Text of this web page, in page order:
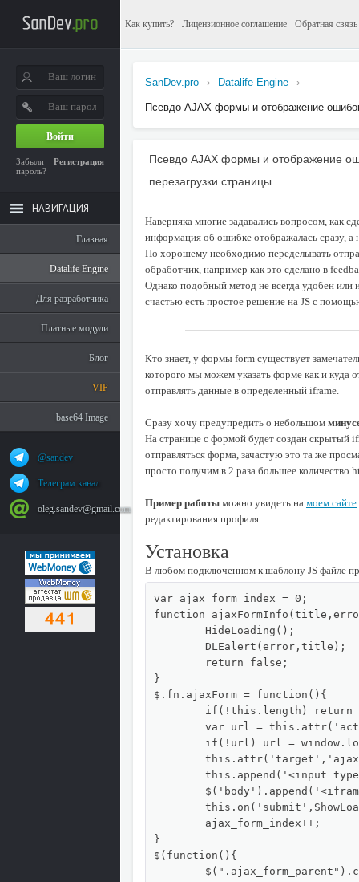
Как купить? Лицензионное соглашение Обратная связь
SanDev.pro › Datalife Engine ›
Псевдо AJAX формы и отображение
Псевдо AJAX формы и отображение
перезагрузки страницы
Наверняка многие задавались вопросом, как
информация об ошибке отображалась сразу, а
По хорошему необходимо переделывать
обработчик, например как это сделано в
Однако подобный метод не всегда удобен или
счастью есть простое решение на JS с
Кто знает, у формы form существует
которого мы можем указать форме как и куда
отправлять данные в определенный iframe.
Сразу хочу предупредить о небольшом
На странице с формой будет создан скрытый
отправляться форма, зачастую это та же
просто получим в 2 раза большее количество
Пример работы можно увидеть на моем сайте
редактирования профиля.
Установка
В любом подключенном к шаблону JS файле
var ajax_form_index = 0;
function
}
$.fn.ajaxForm = function(){
}
$(function(){
Войти
Регистрация
Забыли
пароль?
НАВИГАЦИЯ
Главная
Datalife Engine
Для разработчика
Платные модули
Блог
VIP
base64 Image
@sandev
Телеграм канал
oleg.sandev@gmail.com